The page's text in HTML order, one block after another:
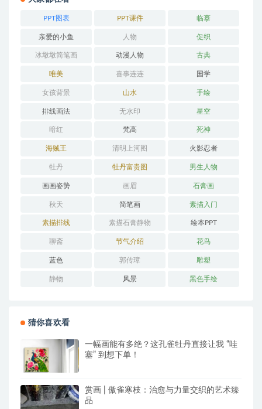
PPT图表 PPT课件 临摹
亲爱的小鱼 人物 促织
冰墩墩简笔画 动漫人物 古典
唯美 喜事连连 国学
女孩背景 山水 手绘
排线画法 无水印 星空
暗红 梵高 死神
海贼王 清明上河图 火影忍者
牡丹 牡丹富贵图 男生人物
画画姿势 画眉 石膏画
秋天 简笔画 素描入门
素描排线 素描石膏静物 绘本PPT
聊斋 节气介绍 花鸟
蓝色 郭传璋 雕塑
静物 风景 黑色手绘
猜你喜欢看
一幅画能有多绝？这孔雀牡丹直接让我 “哇
塞” 到想下单！
赏画 | 傲雀寒枝：治愈与力量交织的艺术臻
品